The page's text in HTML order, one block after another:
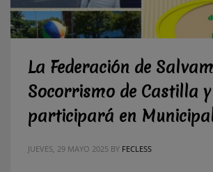
La Federación de
Socorrismo de Castilla y
participará en
JUEVES, 29 MAYO 2025 BY FECLESS